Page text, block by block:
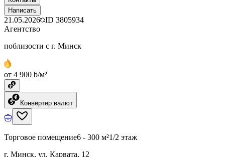
Написать
21.05.2026 ID 3805934
Агентство
поблизости с г. Минск
от 4 900 ƃ/м²
Конвертер валют
Торговое помещение6 - 300 м²1/2 этаж
г. Минск, ул. Карвата, 12